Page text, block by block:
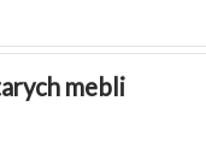
mebli